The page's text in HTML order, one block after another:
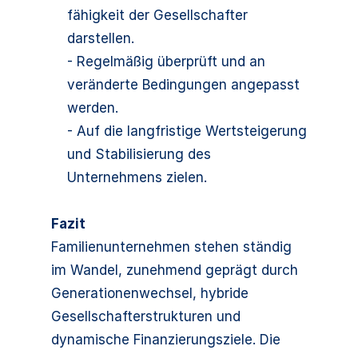
fähigkeit der Gesellschafter
darstellen.
- Regelmäßig überprüft und an
veränderte Bedingungen angepasst
werden.
- Auf die langfristige Wertsteigerung
und Stabilisierung des
Unternehmens zielen.
Fazit
Familienunternehmen stehen ständig
im Wandel, zunehmend geprägt durch
Generationenwechsel, hybride
Gesellschafterstrukturen und
dynamische Finanzierungsziele. Die